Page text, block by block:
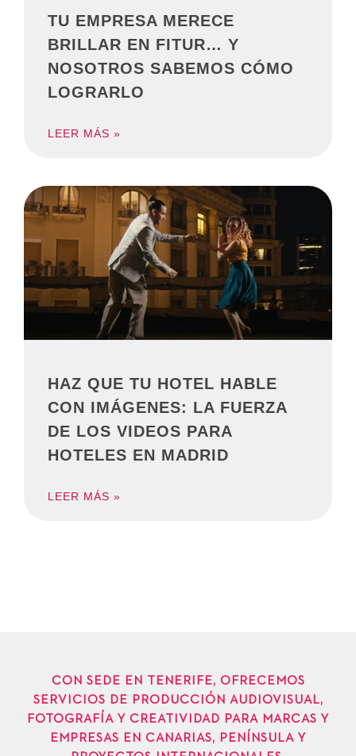
TU EMPRESA MERECE
BRILLAR EN FITUR… Y
NOSOTROS SABEMOS CÓMO
LOGRARLO
LEER MÁS »
HAZ QUE TU HOTEL HABLE
CON IMÁGENES: LA FUERZA
DE LOS VIDEOS PARA
HOTELES EN MADRID
LEER MÁS »
CON SEDE EN TENERIFE, OFRECEMOS
SERVICIOS DE PRODUCCIÓN AUDIOVISUAL,
FOTOGRAFÍA Y CREATIVIDAD PARA MARCAS Y
EMPRESAS EN CANARIAS, PENÍNSULA Y